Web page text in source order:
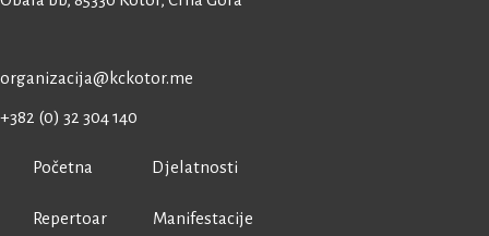
organizacija@kckotor.me
+382 (0) 32 304 140
Početna Djelatnosti
Repertoar Manifestacije